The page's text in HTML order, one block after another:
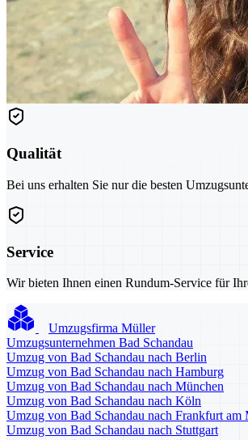
Qualität
Bei uns erhalten Sie nur die besten
Service
Wir bieten Ihnen einen Rundum-Service für
Umzugsfirma Müller
Umzugsunternehmen Bad Schandau
Umzug von Bad Schandau nach Berlin
Umzug von Bad Schandau nach Hamburg
Umzug von Bad Schandau nach München
Umzug von Bad Schandau nach Köln
Umzug von Bad Schandau nach Frankfurt am
Umzug von Bad Schandau nach Stuttgart